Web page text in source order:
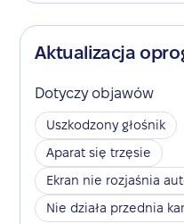
Aktualizacja
Dotyczy objawów
Uszkodzony głośnik
Aparat się trzęsie
Ekran nie rozjaśnia
Nie działa przednia